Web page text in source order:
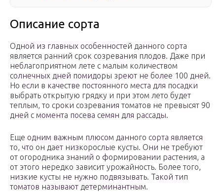
Описание сорта
Одной из главных особенностей данного сорта
является ранний срок созревания плодов. Даже при
неблагоприятном лете с малым количеством
солнечных дней помидоры зреют не более 100 дней.
Но если в качестве постоянного места для посадки
выбрать открытую грядку и при этом лето будет
теплым, то сроки созревания томатов не превысят 90
дней с момента посева семян для рассады.
Еще одним важным плюсом данного сорта является
то, что он дает низкорослые кусты. Они не требуют
от огородника знаний о формировании растения, а
от этого нередко зависит урожайность. Более того,
низкие кусты не нужно подвязывать. Такой тип
томатов называют детерминантным.